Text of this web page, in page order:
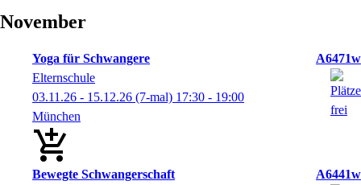
November
Yoga für Schwangere
A6471w
Elternschule
03.11.26 - 15.12.26 (7-mal) 17:30 - 19:00
München
Bewegte Schwangerschaft
A6441w